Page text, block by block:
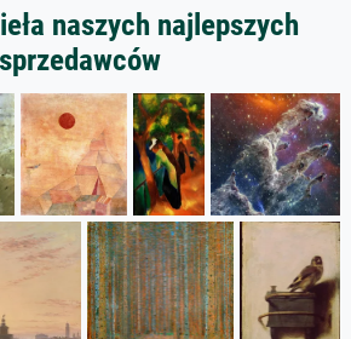
naszych najlepszych
sprzedawców